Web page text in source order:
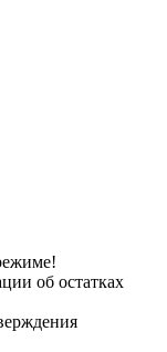
об остатках